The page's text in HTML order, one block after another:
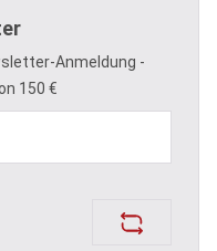
Anmeldung -
150 €